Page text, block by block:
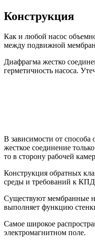
Конструкция
Как и любой насос
между подвижной
Диафрагма жестко
герметичность насоса.
В зависимости от
жесткое соединение
то в сторону рабочей
Конструкция обратных
среды и требований к КПД
Существуют мембранные
выполняет функцию
Самое широкое
электромагнитном поле.